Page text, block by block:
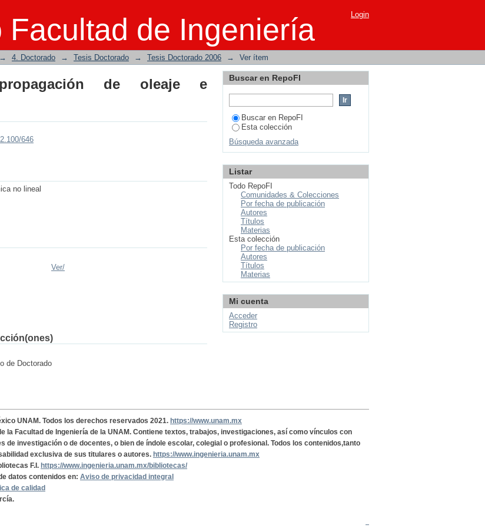
Facultad de Ingeniería
de oleaje e hidrodinámica no lineal Login
→ 4. Doctorado → Tesis Doctorado → Tesis Doctorado 2006 → Ver ítem
de oleaje e
646
no lineal
Ver/
de Doctorado
Buscar en RepoFI
Buscar en RepoFI
Esta colección
Búsqueda avanzada
Listar
Todo RepoFI
Comunidades & Colecciones
Por fecha de publicación
Autores
Títulos
Materias
Esta colección
Por fecha de publicación
Autores
Títulos
Materias
Mi cuenta
Acceder
Registro
UNAM. Todos los derechos reservados 2021. https://www.unam.mx
la Facultad de Ingeniería de la UNAM. Contiene textos, trabajos, investigaciones, así como vínculos con
investigación o de docentes, o bien de índole escolar, colegial o profesional. Todos los contenidos,tanto
exclusiva de sus titulares o autores. https://www.ingenieria.unam.mx
F.I. https://www.ingenieria.unam.mx/bibliotecas/
datos contenidos en: Aviso de privacidad integral
de calidad